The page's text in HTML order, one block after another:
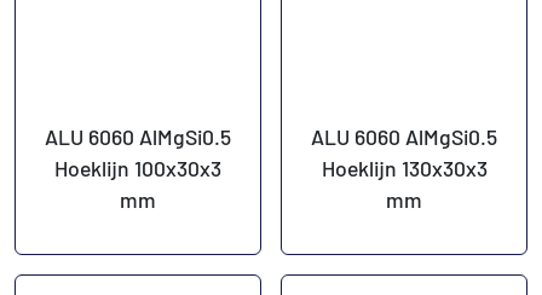
ALU 6060 AlMgSi0.5
Hoeklijn 100x30x3
mm
ALU 6060 AlMgSi0.5
Hoeklijn 130x30x3
mm